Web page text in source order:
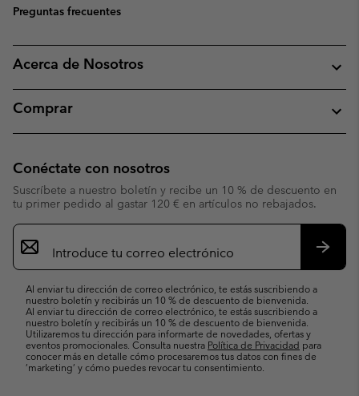
Preguntas frecuentes
Acerca de Nosotros
Comprar
Conéctate con nosotros
Suscríbete a nuestro boletín y recibe un 10 % de descuento en
tu primer pedido al gastar 120 € en artículos no rebajados.
Suscripción
de
correo
Al enviar tu dirección de correo electrónico, te estás suscribiendo a
nuestro boletín y recibirás un 10 % de descuento de bienvenida.
Al enviar tu dirección de correo electrónico, te estás suscribiendo a
nuestro boletín y recibirás un 10 % de descuento de bienvenida.
Utilizaremos tu dirección para informarte de novedades, ofertas y
eventos promocionales. Consulta nuestra Política de Privacidad para
conocer más en detalle cómo procesaremos tus datos con fines de
’marketing’ y cómo puedes revocar tu consentimiento.